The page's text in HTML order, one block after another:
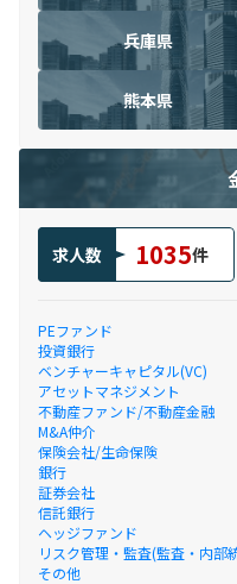
兵庫県
熊本県
求人数 1035件
PEファンド
投資銀行
ベンチャーキャピタル(VC)
アセットマネジメント
不動産ファンド/不動産金融
M&A仲介
保険会社/生命保険
銀行
証券会社
信託銀行
ヘッジファンド
リスク管理・監査(監査・内部
その他